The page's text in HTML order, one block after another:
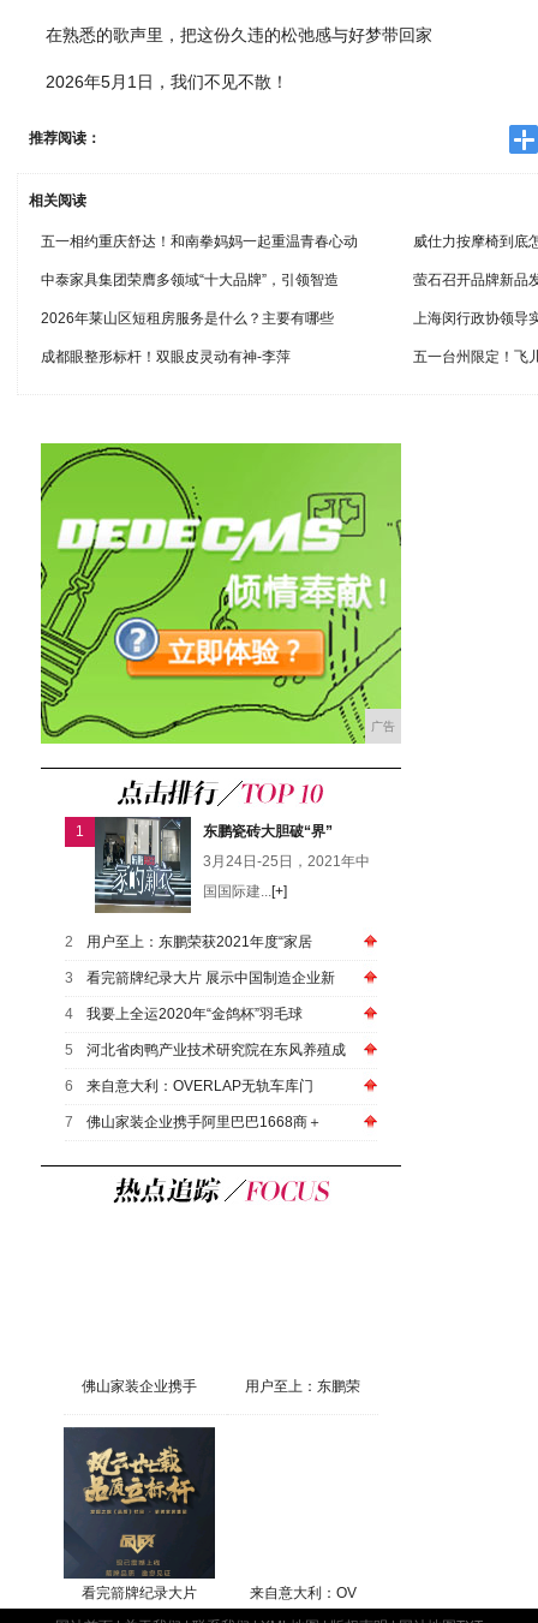
在熟悉的歌声里，把这份久违的松弛感与好梦带回家
2026年5月1日，我们不见不散！
推荐阅读：
相关阅读
五一相约重庆舒达！和南拳妈妈一起重温青春心动 威仕力按摩椅到底
中泰家具集团荣膺多领域“十大品牌”，引领智造 萤石召开品牌新品
2026年莱山区短租房服务是什么？主要有哪些 上海闵行政协领导
成都眼整形标杆！双眼皮灵动有神-李萍 五一台州限定！飞
广告
1
东鹏瓷砖大胆破“界”
3月24日-25日，2021年中
国国际建...[+]
2 用户至上：东鹏荣获2021年度“家居
3 看完箭牌纪录大片 展示中国制造企业新
4 我要上全运2020年“金鸽杯”羽毛球
5 河北省肉鸭产业技术研究院在东风养殖成
6 来自意大利：OVERLAP无轨车库门
7 佛山家装企业携手阿里巴巴1668商＋
佛山家装企业携手 用户至上：东鹏荣
看完箭牌纪录大片
来自意大利：OV